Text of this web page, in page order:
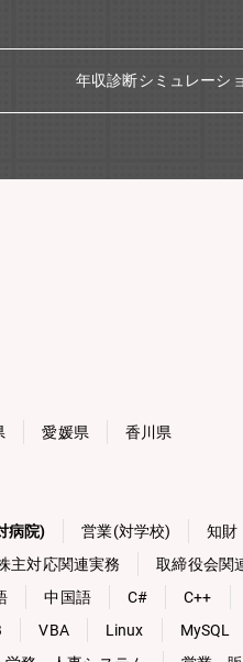
年収診断シミュレーシ
愛媛県 香川県
病院) 営業(対学校) 知財
主対応関連実務 取締役会関
中国語 C# C++
VBA Linux MySQL